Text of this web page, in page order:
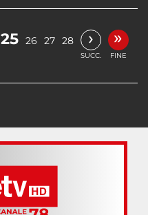
25 26 27 28 ›
SUCC.
»
FINE